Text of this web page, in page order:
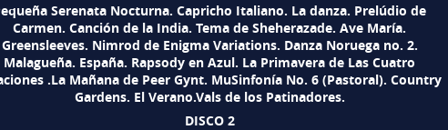
Serenata Nocturna. Capricho Italiano. La danza. Prelúdio de
Carmen. Canción de la India. Tema de Sheherazade. Ave María.
Greensleeves. Nimrod de Enigma Variations. Danza Noruega no. 2.
Malagueña. España. Rapsody en Azul. La Primavera de Las Cuatro
.La Mañana de Peer Gynt. MuSinfonía No. 6 (Pastoral). Country
Gardens. El Verano.Vals de los Patinadores.
DISCO 2